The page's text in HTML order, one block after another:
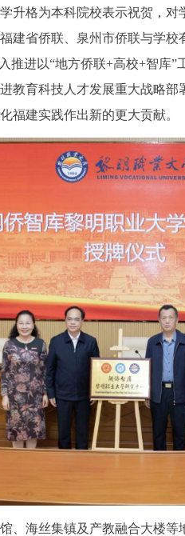
升格为本科院校表示祝贺，
建省侨联、泉州市侨联与学
推进以“地方侨联+高校+智库
教育科技人才发展重大战略
福建实践作出新的更大贡献。
、海丝集镇及产教融合大楼等